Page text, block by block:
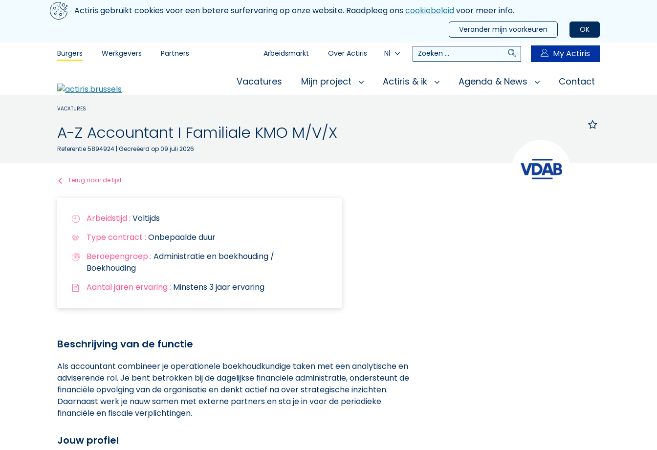
Aller au contenu principal
We gebruiken cookiesActiris gebruikt cookies voor een betere surfervaring op onze website. Raadpleeg onscookiebeleidvoor meer info.
OK
Verander mijn voorkeuren
Burgers Werkgevers Partners Arbeidsmarkt Over Actiris Nl Zoeken Zoeken My Actiris
Vacatures Mijn project Actiris & ik Agenda & News Contact
VACATURES
A-Z Accountant I Familiale KMO M/V/X
Referentie 5894924 | Gecreëerd op 09 juli 2026
Terug naar de lijst
Arbeidstijd : Voltijds
Type contract : Onbepaalde duur
Beroepengroep : Administratie en boekhouding /
Boekhouding
Aantal jaren ervaring : Minstens 3 jaar ervaring
Beschrijving van de functie
Als accountant combineer je operationele boekhoudkundige taken met een analytische en
adviserende rol. Je bent betrokken bij de dagelijkse financiële administratie, ondersteunt de
financiële opvolging van de organisatie en denkt actief na over strategische inzichten.
Daarnaast werk je nauw samen met externe partners en sta je in voor de periodieke
financiële en fiscale verplichtingen.
Jouw profiel